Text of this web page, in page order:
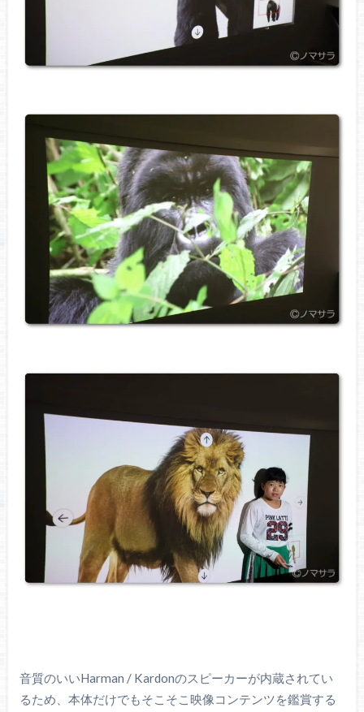
音質のいいHarman / Kardonのスピーカーが内蔵されてい
るため、本体だけでもそこそこ映像コンテンツを鑑賞する